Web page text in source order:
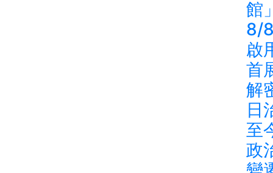
館
8/
啟
首
解
日
至
政